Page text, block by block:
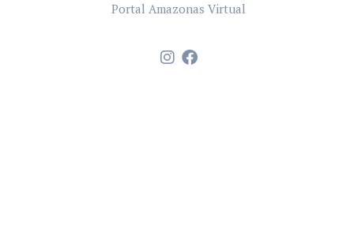
Portal Amazonas Virtual